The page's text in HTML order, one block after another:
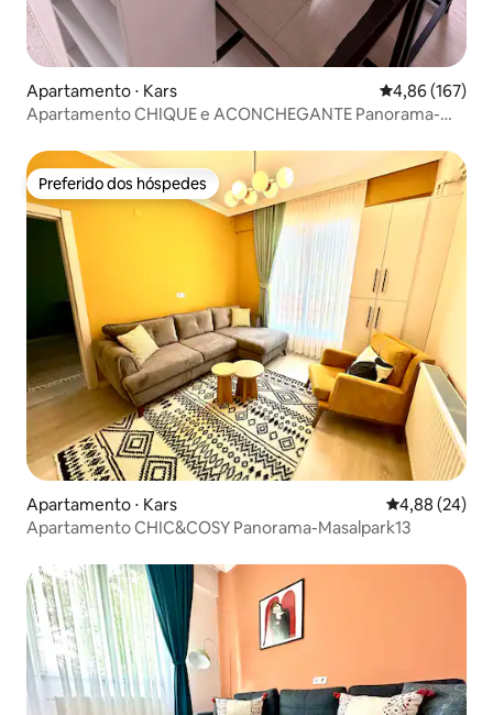
Apartamento ⋅ Kars 4,86 de uma
4,86 (167)
Apartamento CHIQUE e ACONCHEGANTE Panorama-
Preferido dos hóspedes
Preferido dos hóspedes
Apartamento ⋅ Kars 4,88 de uma
4,88 (24)
Apartamento CHIC&COSY Panorama-Masalpark13